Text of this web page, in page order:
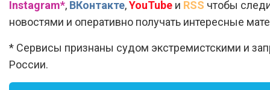
Instagram*, ВКонтакте,YouTube и RSS чтобы
новостями и оперативно получать интересные
* Сервисы признаны судом экстремистскими и
России.